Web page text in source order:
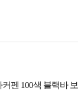
펜 100색 블랙바 보